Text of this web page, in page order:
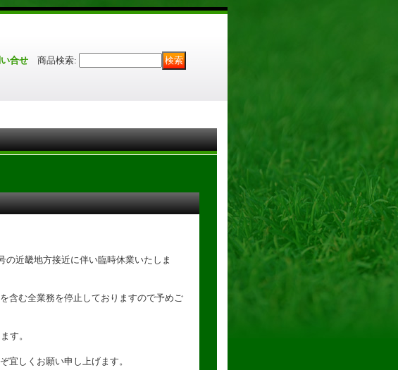
合せ 商品検索:
の近畿地方接近に伴い臨時休業いたしま
含む全業務を停止しておりますので予めご
す。
宜しくお願い申し上げます。